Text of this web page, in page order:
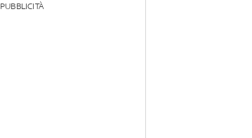
PUBBLICITÀ